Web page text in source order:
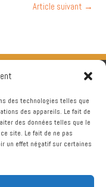
des technologies telles que
des appareils. Le fait de
des données telles que le
site. Le fait de ne pas
un effet négatif sur certaines
Article suivant →